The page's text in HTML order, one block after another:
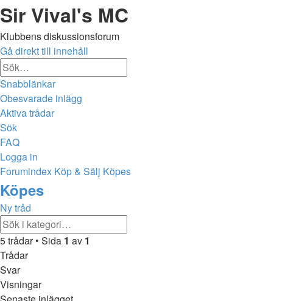
Sir Vival's MC
Klubbens diskussionsforum
Gå direkt till innehåll
Snabblänkar
Obesvarade inlägg
Aktiva trådar
Sök
FAQ
Logga in
Forumindex Köp & Sälj Köpes
Sök
Köpes
Ny tråd
5 trådar • Sida 1 av 1
Trådar
Svar
Visningar